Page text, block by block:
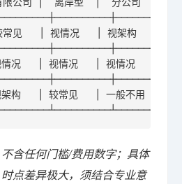
限公司 │  离岸型  │  分公司  │
常见   │ 视情况   │ 视架构   │
况   │ 视情况   │ 视情况   │
构   │ 较常见   │ 一般不用 │
不含任何门槛/费用数字；具体
点差异极大，须结合专业意